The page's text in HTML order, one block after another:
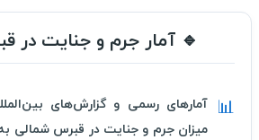
🔹 آمار جرم و جنایت در
📊
آمارهای رسمی و گزارش‌های
میزان جرم و جنایت در قبرس شمالی